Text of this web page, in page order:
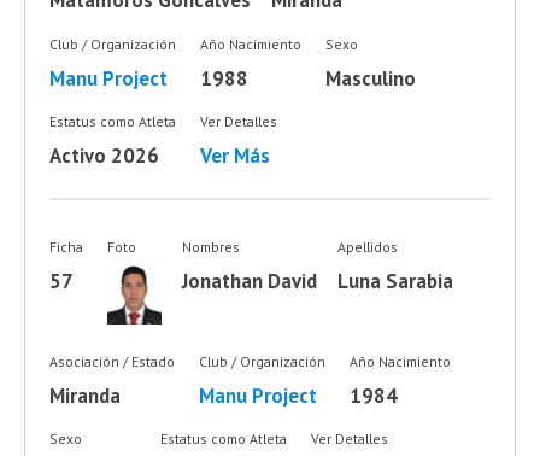
Club / Organización
Manu Project
Año Nacimiento
1988
Sexo
Masculino
Estatus como Atleta
Activo 2026
Ver Detalles
Ver Más
Ficha
57
Foto Nombres
Jonathan David
Apellidos
Luna Sarabia
Asociación / Estado
Miranda
Club / Organización
Manu Project
Año Nacimiento
1984
Sexo Estatus como Atleta Ver Detalles